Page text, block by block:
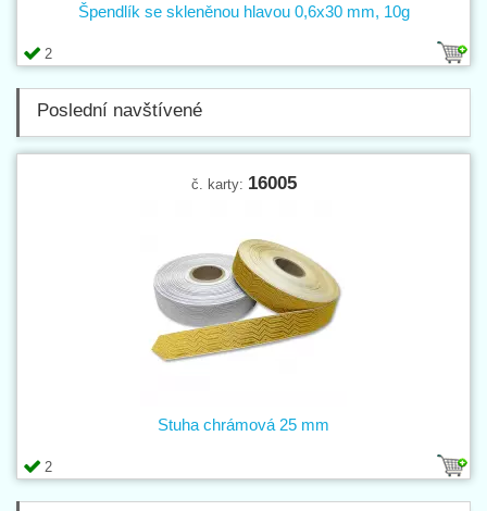
2
Špendlík se skleněnou hlavou 0,6x30 mm, 10g
Poslední navštívené
č. karty: 16005
2
Stuha chrámová 25 mm